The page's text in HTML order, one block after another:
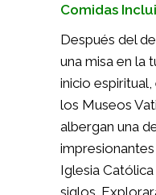
Comidas
Después del
una misa en la
inicio
los Museos
albergan una
Iglesia
siglos.